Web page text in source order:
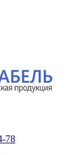
78